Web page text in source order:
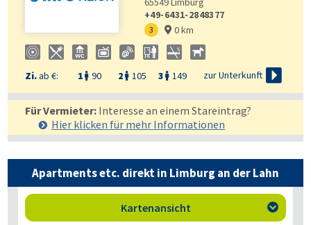
+49-6431-2848377
3  0 km
Zi.ab €: 1  90 2  105 3  149 zur Unterkunft 
Für Vermieter: Interesse an einem Stareintrag?
Hier klicken für mehr Informationen
Apartments etc. direkt in Limburg an der Lahn
Kartenansicht 